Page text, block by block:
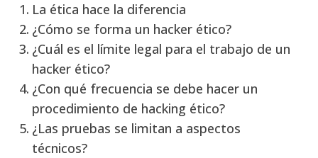
La ética hace la diferencia
¿Cómo se forma un hacker ético?
¿Cuál es el límite legal para el trabajo de un
hacker ético?
¿Con qué frecuencia se debe hacer un
procedimiento de hacking ético?
¿Las pruebas se limitan a aspectos
técnicos?